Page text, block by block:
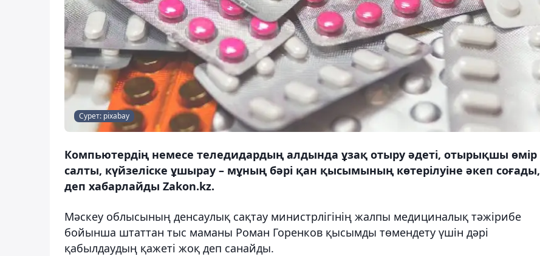
Сурет: pixabay
Компьютердің немесе теледидардың алдында ұзақ отыру әдеті, отырықшы өмір
салты, күйзеліске ұшырау – мұның бәрі қан қысымының көтерілуіне әкеп соғады,
деп хабарлайды Zakon.kz.
Мәскеу облысының денсаулық сақтау министрлігінің жалпы медициналық тәжірибе
бойынша штаттан тыс маманы Роман Горенков қысымды төмендету үшін дәрі
қабылдаудың қажеті жоқ деп санайды.